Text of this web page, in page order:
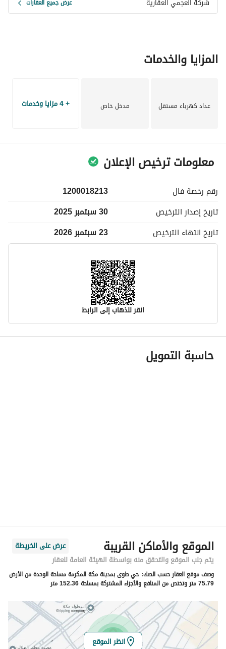
عرض جميع العقارات
المزايا والخدمات
عداد كهرباء مستقل مدخل خاص + 4 مزايا وخدمات
معلومات ترخيص الإعلان
رقم رخصة فال
1200018213
تاريخ إصدار الترخيص
30 سبتمبر 2025
تاريخ انتهاء الترخيص 23 سبتمبر 2026
انقر للذهاب إلى الرابط
معلومات مسؤول الإعلان
اسم المسؤول
رقم المبنى
4416
الرقم الاضافي
7178
خط العرض
21.381624508614895
خط الطول
39.72052146156393
حاسبة التمويل
الموقع والأماكن القريبة
عرض على الخريطة
يتم جلب الموقع والتحقق منه بواسطة الهيئة العامة للعقار
وصف موقع العقار حسب الصك: حي طوى بمدينة مكة المكرمة مساحة الوحدة من الأرض
75.79 متر وتختص من المنافع والأجزاء المشتركة بمساحة 152.36 متر
انظر الموقع